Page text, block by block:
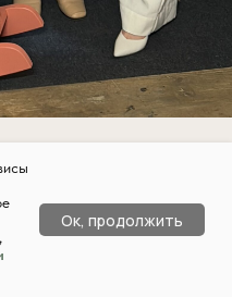
К
Ок, продолжить